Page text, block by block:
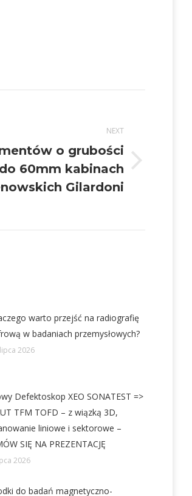
NEXT
o grubości
60mm kabinach
Gilardoni
warto przejść na radiografię
w badaniach przemysłowych?
2026
Defektoskop XEO SONATEST =>
TFM TOFD – z wiązką 3D,
liniowe i sektorowe –
SIĘ NA PREZENTACJĘ
2026
do badań magnetyczno-